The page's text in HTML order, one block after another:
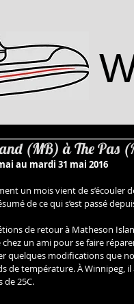
(MB) à The Pas
au mardi 31 mai 2016
un mois vient de s’écouler
de ce qui s’est passé
de retour à Matheson
chez un ami pour se faire
quelques modifications que
de température. À Winnipeg,
de 25C.